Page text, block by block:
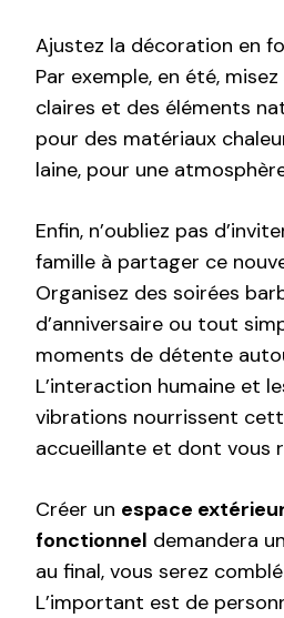
Ajustez la décoration en
Par exemple, en été,
claires et des éléments
pour des matériaux
laine, pour une
Enfin, n’oubliez pas
famille à partager ce
Organisez des soirées
d’anniversaire ou tout
moments de détente
L’interaction humaine et
vibrations nourrissent
accueillante et dont vous
Créer un espace
fonctionnel demandera
au final, vous serez
L’important est de